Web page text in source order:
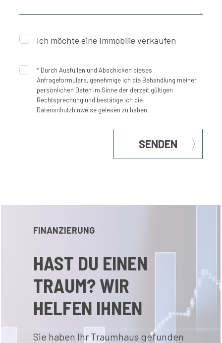
Ich möchte eine Immobilie verkaufen
* Durch Ausfüllen und Abschicken dieses
Anfrageformulars, genehmige ich die Behandlung meiner
persönlichen Daten im Sinne der derzeit gültigen
Rechtsprechung und bestätige ich die
Datenschutzhinweise gelesen zu haben
SENDEN
FINANZIERUNG
HAST DU EINEN
TRAUM? WIR
HELFEN IHNEN
Sie haben Ihr Traumhaus gefunden